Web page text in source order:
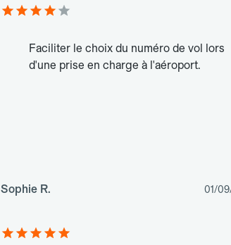
Faciliter le choix du numéro de vol lors
d'une prise en charge à l'aéroport.
Sophie R. 01/